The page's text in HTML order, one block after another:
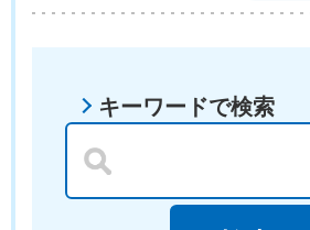
キーワードで検索